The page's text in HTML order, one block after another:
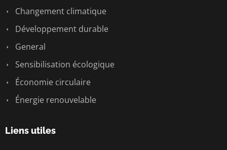
Changement climatique
Développement durable
General
Sensibilisation écologique
Économie circulaire
Énergie renouvelable
Liens utiles